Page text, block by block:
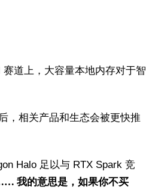
道上，大容量本地内存对于智
，相关产品和生态会被更快推
Halo 足以与 RTX Spark 竞
我的意思是，如果你不买